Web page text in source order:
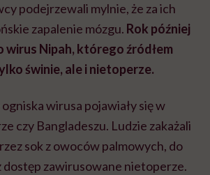
podejrzewali mylnie, że za ich
zapalenie mózgu. Rok później
Nipah, którego źródłem
świnie, ale i nietoperze.
ogniska wirusa pojawiały się w
czy Bangladeszu. Ludzie zakażali
sok z owoców palmowych, do
dostęp zawirusowane nietoperze.